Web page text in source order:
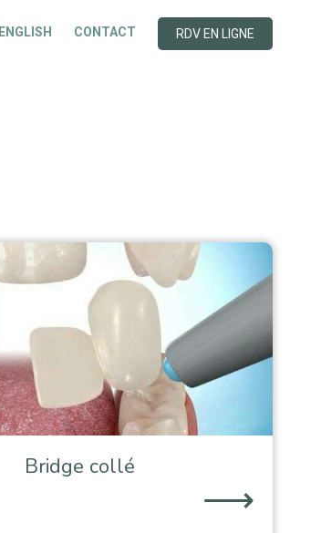
ENGLISH CONTACT RDV EN LIGNE
Bridge collé
⟶